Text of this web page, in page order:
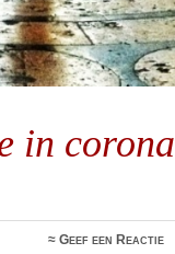
in corona
≈Geef een Reactie